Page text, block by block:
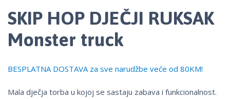
SKIP HOP DJEČJI RUKSAK
Monster truck
BESPLATNA DOSTAVA za sve narudžbe veće od 80KM!
Mala dječja torba u kojoj se sastaju zabava i funkcionalnost.